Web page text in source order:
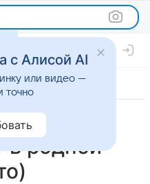
в родной
с Алисой AI
или видео —
точно